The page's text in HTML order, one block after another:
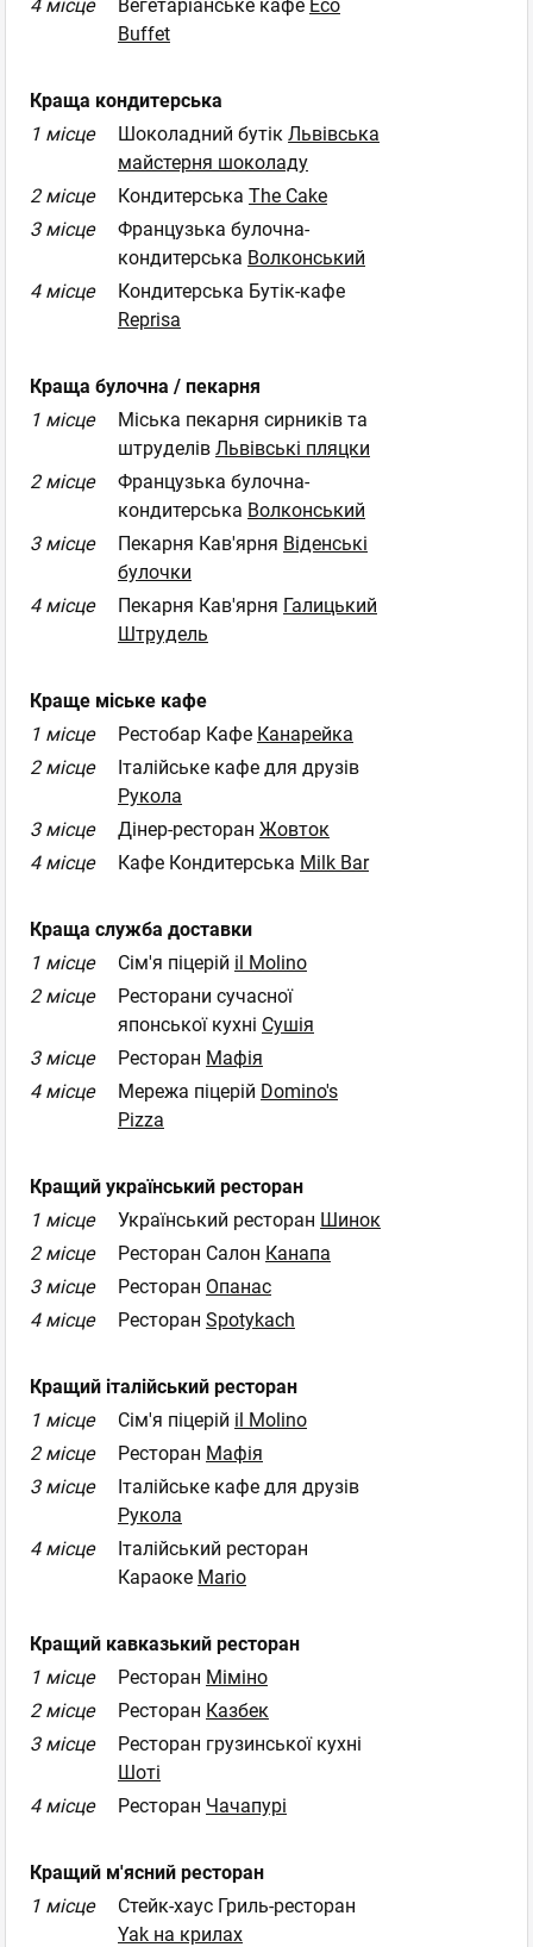
4 місце Вегетаріанське кафе Eco
Buffet
Краща кондитерська
1 місце
Шоколадний бутік Львівська
майстерня шоколаду
2 місце
Кондитерська The Cake
3 місце
Французька булочна-
кондитерська Волконський
4 місце
Кондитерська Бутік-кафе
Reprisa
Краща булочна / пекарня
1 місце
Міська пекарня сирників та
штруделів Львівські пляцки
2 місце
Французька булочна-
кондитерська Волконський
3 місце
Пекарня Кав'ярня Віденські
булочки
4 місце
Пекарня Кав'ярня Галицький
Штрудель
Краще міське кафе
1 місце
Рестобар Кафе Канарейка
2 місце
Італійське кафе для друзів
Рукола
3 місце
Дінер-ресторан Жовток
4 місце
Кафе Кондитерська Milk Bar
Краща служба доставки
1 місце
Сім'я піцерій il Molino
2 місце
Ресторани сучасної
японської кухні Сушія
3 місце
Ресторан Мафія
4 місце
Мережа піцерій Domino's
Pizza
Кращий український ресторан
1 місце
Український pесторан Шинок
2 місце
Ресторан Салон Канапа
3 місце
Ресторан Опанас
4 місце
Ресторан Spotykach
Кращий італійський ресторан
1 місце
Сім'я піцерій il Molino
2 місце
Ресторан Мафія
3 місце
Італійське кафе для друзів
Рукола
4 місце
Італійський ресторан
Караоке Mario
Кращий кавказький ресторан
1 місце
Ресторан Міміно
2 місце
Ресторан Казбек
3 місце
Ресторан грузинської кухні
Шоті
4 місце
Ресторан Чачапурі
Кращий м'ясний ресторан
1 місце
Стейк-хаус Гриль-ресторан
Yak на крилах